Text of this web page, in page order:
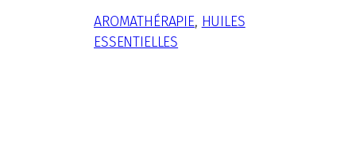
AROMATHÉRAPIE, HUILES
ESSENTIELLES